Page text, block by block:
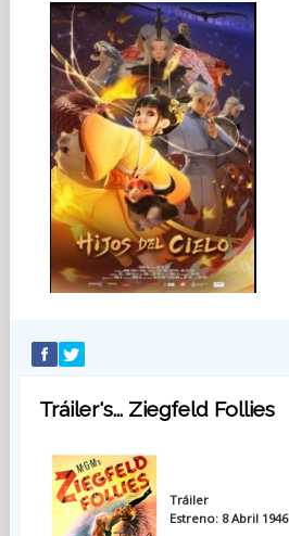
Tráiler's... Ziegfeld Follies
Tráiler
Estreno: 8 Abril 1946